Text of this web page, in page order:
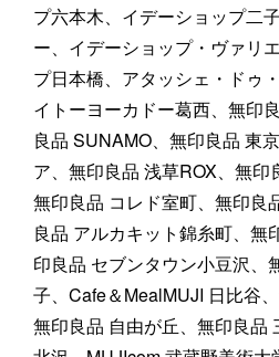
プ六本木、イデーショップ二
ー、イデーショップ・ヴァリ
プ日本橋、アタッシェ・ドゥ
イトーヨーカドー葛西、無印
良品 SUNAMO、無印良品 東
ア、無印良品 浅草ROX、無印
無印良品 コレド室町、無印良
良品 アルカキット錦糸町、無
印良品 セブンタウン小豆沢、
子、Cafe＆MealMUJI 日比谷
無印良品 自由が丘、無印良品